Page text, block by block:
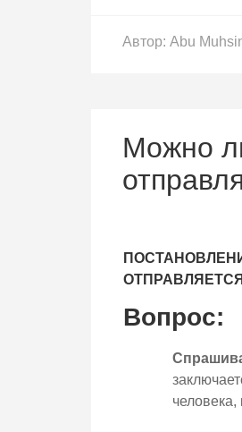
Автор: Abu
Можно
Вопрос:
человека,